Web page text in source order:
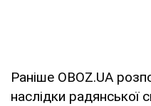
Раніше OBOZ.UA
наслідки радянської